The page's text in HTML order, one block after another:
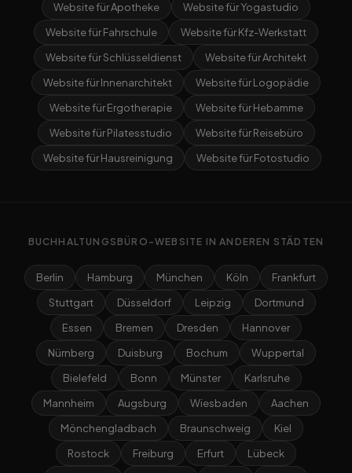
Website für Apotheke
Website für Yogastudio
Website für Fahrschule
Website für Kfz-Werkstatt
Website für Schlüsseldienst
Website für Architekt
Website für Innenarchitekt
Website für Logopädie
Website für Ergotherapie
Website für Hebamme
Website für Pilatesstudio
Website für Reisebüro
Website für Hausreinigung
Website für Fotostudio
BUCHHALTUNGSBÜRO-WEBSITE IN ANDEREN STÄDTEN
Berlin Hamburg München Köln
Frankfurt
Stuttgart
Düsseldorf Leipzig
Dortmund
Essen
Bremen Dresden
Hannover
Nürnberg
Duisburg Bochum
Wuppertal
Bielefeld
Bonn Münster
Karlsruhe
Mannheim
Augsburg Wiesbaden
Aachen
Mönchengladbach
Braunschweig
Kiel
Rostock
Freiburg Erfurt
Lübeck